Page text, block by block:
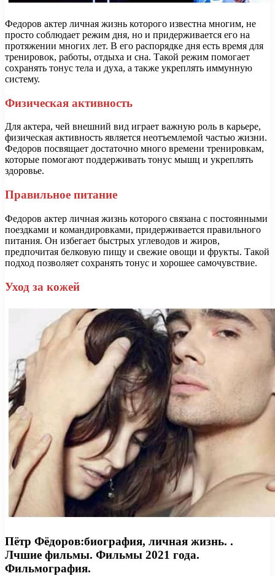
Федоров актер личная жизнь которого известна многим, не
просто соблюдает режим дня, но и придерживается его на
протяжении многих лет. В его распорядке дня есть время для
тренировок, работы, отдыха и сна. Такой режим помогает
сохранять тонус тела и духа, а также укреплять иммунную
систему.
Физическая активность
Для актера, чей внешний вид играет важную роль в карьере,
физическая активность является неотъемлемой частью жизни.
Федоров посвящает достаточно много времени тренировкам,
которые помогают поддерживать тонус мышц и укреплять
здоровье.
Правильное питание
Федоров актер личная жизнь которого связана с постоянными
поездками и командировками, придерживается правильного
питания. Он избегает быстрых углеводов и жиров,
предпочитая белковую пищу и свежие овощи и фрукты. Такой
подход позволяет сохранять тонус и хорошее самочувствие.
Уход за кожей
Пётр Фёдоров:биография, личная жизнь. .
Лчшие фильмы. Фильмы 2021 года.
Фильмография.